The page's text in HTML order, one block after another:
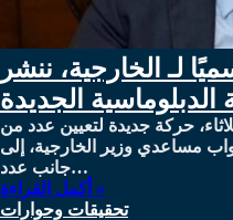
لـ الخارجية، ننشر
الجديدة
حركة جديدة لتعيين عدد من
مساعدي وزير الخارجية، إلى
جانب عدد…
أكمل القراءة »
تحقيقات وحوارات